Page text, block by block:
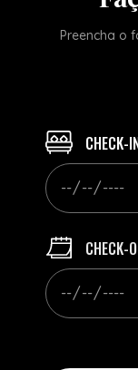
Preencha o
CHECK-
CHECK-